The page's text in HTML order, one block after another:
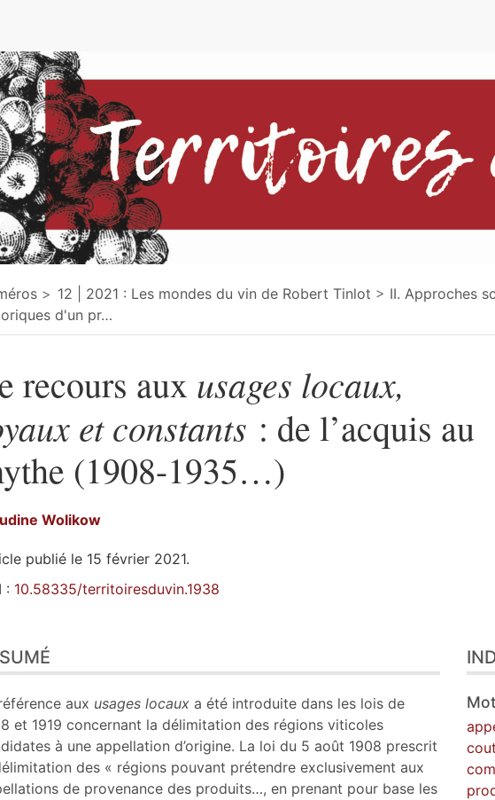
12 | 2021 : Les mondes du vin de Robert Tinlot
II. Approches
d'un pr…
recours aux usages locaux,
et constants : de l’acquis au
(1908-1935…)
Wolikow
publié le 15 février 2021.
: 10.58335/territoiresduvin.1938
cet article
aux usages locaux a été introduite dans les lois de
et 1919 concernant la délimitation des régions viticoles
à une appellation d’origine. La loi du 5 août 1908 prescrit
des « régions pouvant prétendre exclusivement aux
de provenance des produits…, en prenant pour base les